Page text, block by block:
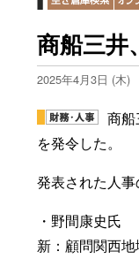
商船三井
2025年4月3日 (木)
商
を発令した。
発表された人事
・野間康史氏
新：顧問関西地